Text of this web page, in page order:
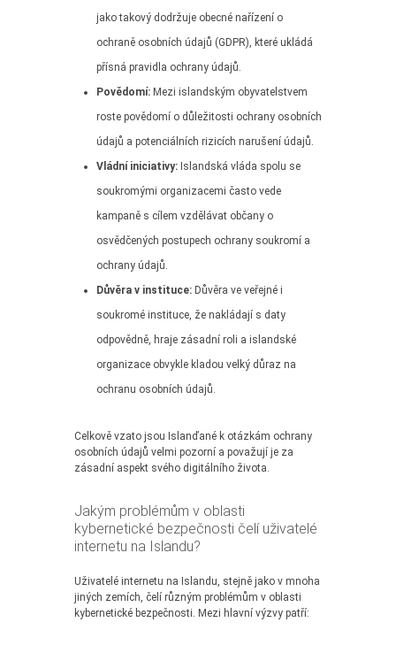
jako takový dodržuje obecné nařízení o
ochraně osobních údajů (GDPR), které ukládá
přísná pravidla ochrany údajů.
Povědomí: Mezi islandským obyvatelstvem
roste povědomí o důležitosti ochrany osobních
údajů a potenciálních rizicích narušení údajů.
Vládní iniciativy: Islandská vláda spolu se
soukromými organizacemi často vede
kampaně s cílem vzdělávat občany o
osvědčených postupech ochrany soukromí a
ochrany údajů.
Důvěra v instituce: Důvěra ve veřejné i
soukromé instituce, že nakládají s daty
odpovědně, hraje zásadní roli a islandské
organizace obvykle kladou velký důraz na
ochranu osobních údajů.
Celkově vzato jsou Islanďané k otázkám ochrany
osobních údajů velmi pozorní a považují je za
zásadní aspekt svého digitálního života.
Jakým problémům v oblasti
kybernetické bezpečnosti čelí uživatelé
internetu na Islandu?
Uživatelé internetu na Islandu, stejně jako v mnoha
jiných zemích, čelí různým problémům v oblasti
kybernetické bezpečnosti. Mezi hlavní výzvy patří: